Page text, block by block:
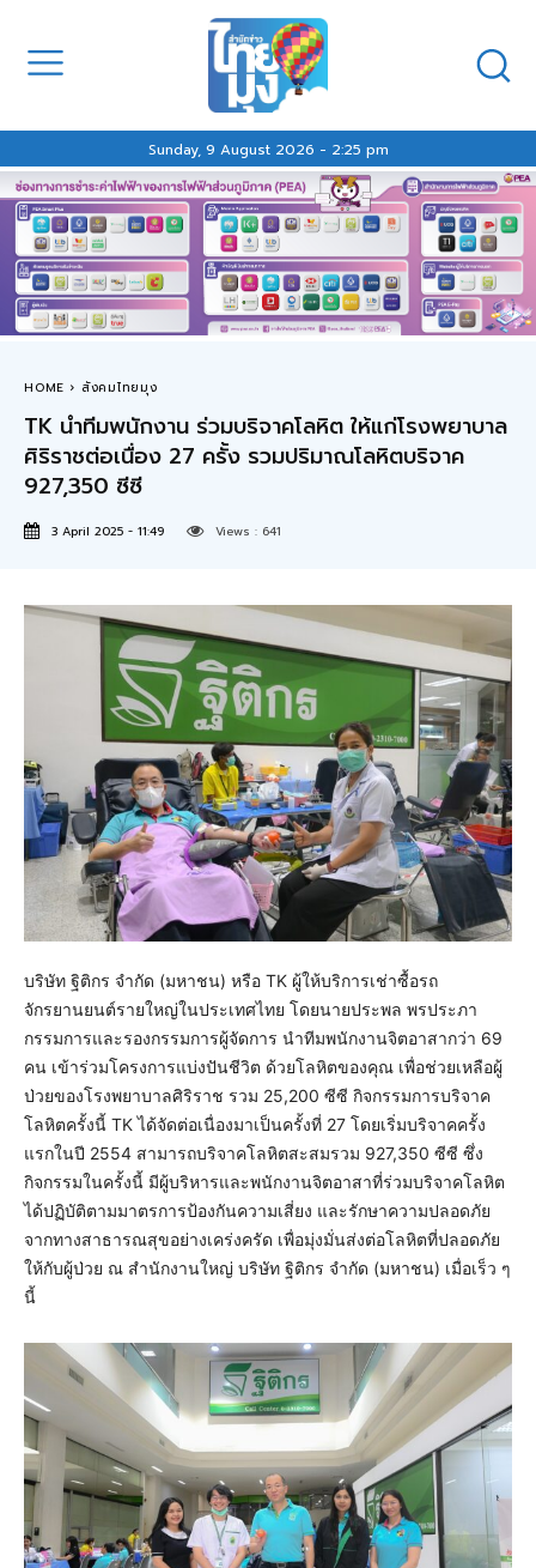
Sunday, 9 August 2026 - 2:25 pm
HOME สังคมไทยมุง
TK นำทีมพนักงาน ร่วมบริจาคโลหิต ให้แก่โรงพยาบาล
ศิริราชต่อเนื่อง 27 ครั้ง รวมปริมาณโลหิตบริจาค
927,350 ซีซี
3 April 2025 - 11:49 Views : 641
บริษัท ฐิติกร จำกัด (มหาชน) หรือ TK ผู้ให้บริการเช่าซื้อรถ
จักรยานยนต์รายใหญ่ในประเทศไทย โดยนายประพล พรประภา
กรรมการและรองกรรมการผู้จัดการ นำทีมพนักงานจิตอาสากว่า 69
คน เข้าร่วมโครงการแบ่งปันชีวิต ด้วยโลหิตของคุณ เพื่อช่วยเหลือผู้
ป่วยของโรงพยาบาลศิริราช รวม 25,200 ซีซี กิจกรรมการบริจาค
โลหิตครั้งนี้ TK ได้จัดต่อเนื่องมาเป็นครั้งที่ 27 โดยเริ่มบริจาคครั้ง
แรกในปี 2554 สามารถบริจาคโลหิตสะสมรวม 927,350 ซีซี ซึ่ง
กิจกรรมในครั้งนี้ มีผู้บริหารและพนักงานจิตอาสาที่ร่วมบริจาคโลหิต
ได้ปฏิบัติตามมาตรการป้องกันความเสี่ยง และรักษาความปลอดภัย
จากทางสาธารณสุขอย่างเคร่งครัด เพื่อมุ่งมั่นส่งต่อโลหิตที่ปลอดภัย
ให้กับผู้ป่วย ณ สำนักงานใหญ่ บริษัท ฐิติกร จำกัด (มหาชน) เมื่อเร็ว ๆ
นี้